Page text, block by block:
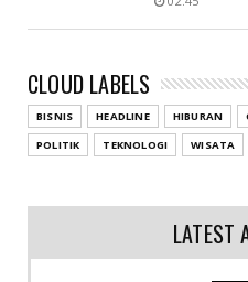
CLOUD LABELS
BISNIS HEADLINE HIBURAN
POLITIK
TEKNOLOGI WISATA
LATEST